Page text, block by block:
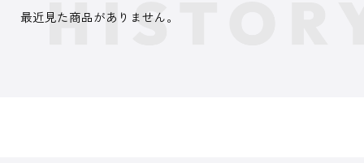
最近見た商品がありません。